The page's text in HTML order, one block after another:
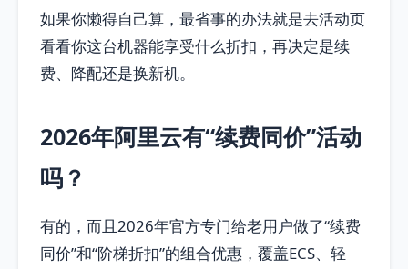
如果你懒得自己算，最省事的办法就是去活动页
看看你这台机器能享受什么折扣，再决定是续
费、降配还是换新机。
2026年阿里云有“续费同价”活动
吗？
有的，而且2026年官方专门给老用户做了“续费
同价”和“阶梯折扣”的组合优惠，覆盖ECS、轻